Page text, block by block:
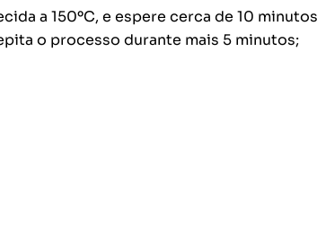
a 150ºC, e espere cerca de 10
o processo durante mais 5 minutos;